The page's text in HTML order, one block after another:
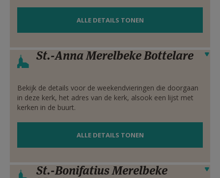
ALLE DETAILS TONEN
Verbergen
St.-Anna Merelbeke Bottelare
Bekijk de details voor de weekendvieringen die doorgaan
in deze kerk, het adres van de kerk, alsook een lijst met
kerken in de buurt.
ALLE DETAILS TONEN
Verbergen
St.-Bonifatius Merelbeke